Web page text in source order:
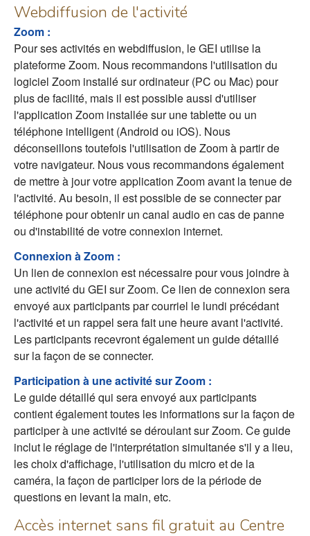
Webdiffusion de l'activité
Zoom :
Pour ses activités en webdiffusion, le GEI utilise la
plateforme Zoom. Nous recommandons l'utilisation du
logiciel Zoom installé sur ordinateur (PC ou Mac) pour
plus de facilité, mais il est possible aussi d'utiliser
l'application Zoom installée sur une tablette ou un
téléphone intelligent (Android ou iOS). Nous
déconseillons toutefois l'utilisation de Zoom à partir de
votre navigateur. Nous vous recommandons également
de mettre à jour votre application Zoom avant la tenue de
l'activité. Au besoin, il est possible de se connecter par
téléphone pour obtenir un canal audio en cas de panne
ou d'instabilité de votre connexion internet.
Connexion à Zoom :
Un lien de connexion est nécessaire pour vous joindre à
une activité du GEI sur Zoom. Ce lien de connexion sera
envoyé aux participants par courriel le lundi précédant
l'activité et un rappel sera fait une heure avant l'activité.
Les participants recevront également un guide détaillé
sur la façon de se connecter.
Participation à une activité sur Zoom :
Le guide détaillé qui sera envoyé aux participants
contient également toutes les informations sur la façon de
participer à une activité se déroulant sur Zoom. Ce guide
inclut le réglage de l'interprétation simultanée s'il y a lieu,
les choix d'affichage, l'utilisation du micro et de la
caméra, la façon de participer lors de la période de
questions en levant la main, etc.
Accès internet sans fil gratuit au Centre